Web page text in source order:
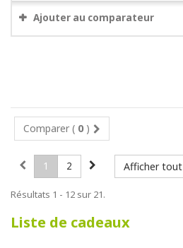
Ajouter au comparateur
Comparer ( 0 )
Afficher tout
1 2
Résultats 1 - 12 sur 21.
Liste de cadeaux